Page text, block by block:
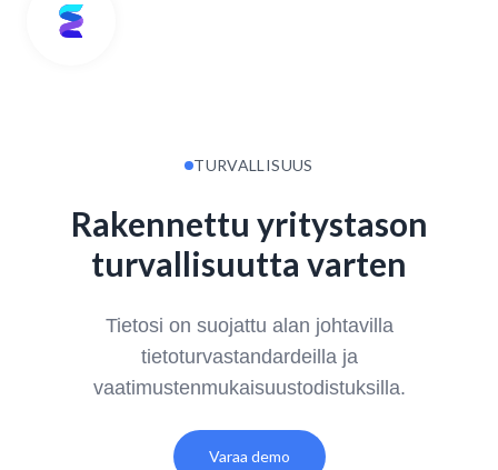
TURVALLISUUS
Rakennettu yritystason
turvallisuutta varten
Tietosi on suojattu alan johtavilla
tietoturvastandardeilla ja
vaatimustenmukaisuustodistuksilla.
Varaa demo